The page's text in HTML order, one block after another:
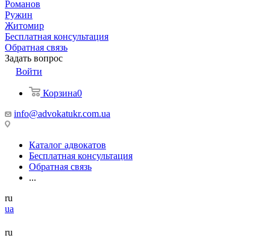
Романов
Ружин
Житомир
Бесплатная консультация
Обратная связь
Задать вопрос
Войти
Корзина0
info@advokatukr.com.ua
Каталог адвокатов
Бесплатная консультация
Обратная связь
...
ru
ua
ru